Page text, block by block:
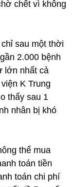
chết vì không
sau một thời
2.000 bệnh
lớn nhất cả
K Trung
thấy sau 1
nhân bị khó
thể mua
toán tiền
toán chi phí